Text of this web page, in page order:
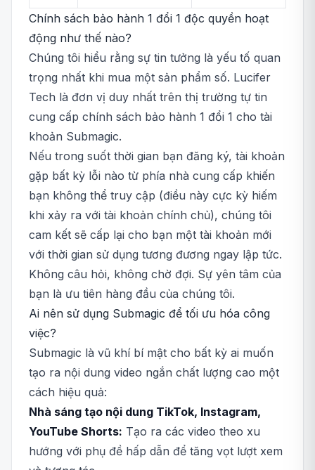
Chính sách bảo hành 1 đổi 1 độc quyền hoạt
động như thế nào?
Chúng tôi hiểu rằng sự tin tưởng là yếu tố quan
trọng nhất khi mua một sản phẩm số. Lucifer
Tech là đơn vị duy nhất trên thị trường tự tin
cung cấp chính sách bảo hành 1 đổi 1 cho tài
khoản Submagic.
Nếu trong suốt thời gian bạn đăng ký, tài khoản
gặp bất kỳ lỗi nào từ phía nhà cung cấp khiến
bạn không thể truy cập (điều này cực kỳ hiếm
khi xảy ra với tài khoản chính chủ), chúng tôi
cam kết sẽ cấp lại cho bạn một tài khoản mới
với thời gian sử dụng tương đương ngay lập tức.
Không câu hỏi, không chờ đợi. Sự yên tâm của
bạn là ưu tiên hàng đầu của chúng tôi.
Ai nên sử dụng Submagic để tối ưu hóa công
việc?
Submagic là vũ khí bí mật cho bất kỳ ai muốn
tạo ra nội dung video ngắn chất lượng cao một
cách hiệu quả:
Nhà sáng tạo nội dung TikTok, Instagram,
YouTube Shorts: Tạo ra các video theo xu
hướng với phụ đề hấp dẫn để tăng vọt lượt xem